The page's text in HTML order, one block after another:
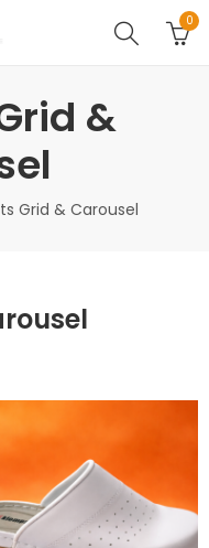
0
&
Grid & Carousel